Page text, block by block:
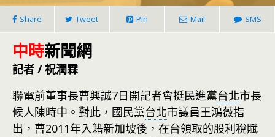
Share Tweet Pin Mail SMS
中時新聞網
記者 / 祝潤霖
聯電前董事長曹興誠7日開記者會挺民進黨台北市長
候人陳時中。對此，國民黨台北市議員王鴻薇指
出，曹2011年入籍新加坡後，在台領取的股利稅賦